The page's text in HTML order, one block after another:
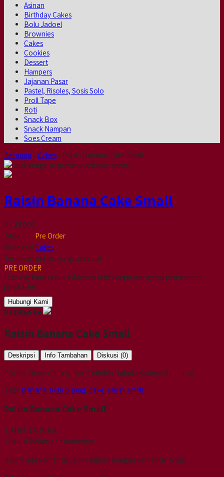
Asinan
Birthday Cakes
Bolu Jadoel
Brownies
Cakes
Cookies
Dessert
Hampers
Jajanan Pasar
Pastel, Risoles, Sosis Solo
Proll Tape
Roti
Snack Box
Snack Nampan
Soes Cream
Beranda »Cakes» Raisin Banana Cake Small
click image to preview activate zoom
Raisin Banana Cake Small
Rp 85.000
Stok
Pre Order
Kategori Cakes
Tentukan pilihan yang tersedia!
PRE ORDER
Hubungi kami untuk informasi lebih lanjut mengenai pemesanan
produk ini.
Hubungi Kami
Bagikan ke
Raisin Banana Cake Small
Deskripsi Info Tambahan Diskusi (0)
PO/Pre Order (Ditanyakan Terlebih Dahulu Ketersediaannya)
Tags: banana, bolu pisang, cake, raisin, small
Raisin Banana Cake Small
Dilihat 1.026 kali
Diskusi Belum ada komentar
Belum ada komentar, buka diskusi dengan komentar Anda.